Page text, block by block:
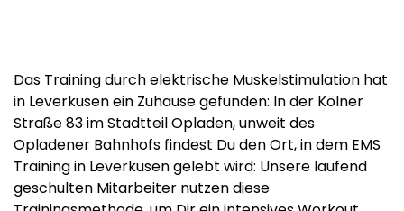
Das Training durch elektrische Muskelstimulation hat
in Leverkusen ein Zuhause gefunden: In der Kölner
Straße 83 im Stadtteil Opladen, unweit des
Opladener Bahnhofs findest Du den Ort, in dem EMS
Training in Leverkusen gelebt wird: Unsere laufend
geschulten Mitarbeiter nutzen diese